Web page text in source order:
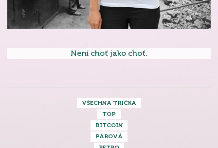
Není choť jako choť.
VŠECHNA TRIČKA
TOP
BITCOIN
PÁROVÁ